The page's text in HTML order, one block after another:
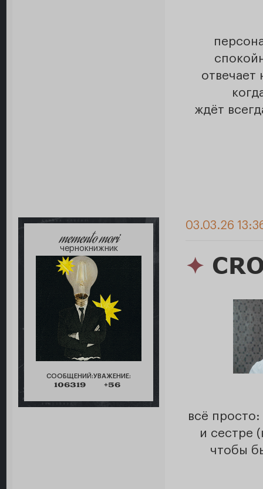
отвечает
ждёт
memento mori
чернокнижник
СООБЩЕНИЙ:
106319
УВАЖЕНИЕ:
+56
03.03.26
✦
всё
и сестре
чтобы